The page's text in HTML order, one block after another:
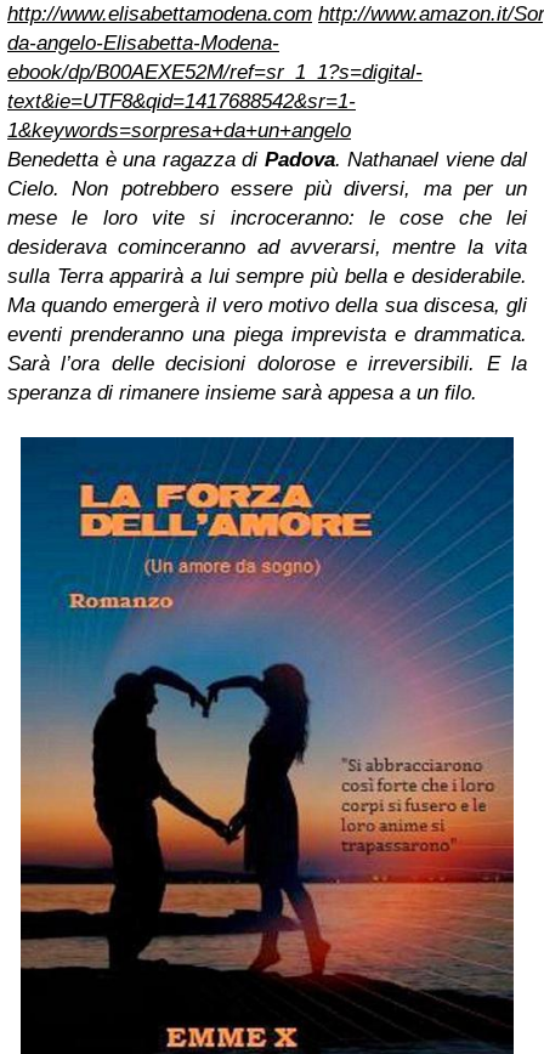
http://www.elisabettamodena.com http://www.amazon.it/
da-angelo-Elisabetta-Modena-
ebook/dp/B00AEXE52M/ref=sr_1_1?s=digital-
text&ie=UTF8&qid=1417688542&sr=1-
1&keywords=sorpresa+da+un+angelo
Benedetta è una ragazza di Padova. Nathanael viene dal
Cielo. Non potrebbero essere più diversi, ma per un
mese le loro vite si incroceranno: le cose che lei
desiderava cominceranno ad avverarsi, mentre la vita
sulla Terra apparirà a lui sempre più bella e desiderabile.
Ma quando emergerà il vero motivo della sua discesa, gli
eventi prenderanno una piega imprevista e drammatica.
Sarà l’ora delle decisioni dolorose e irreversibili. E la
speranza di rimanere insieme sarà appesa a un filo.